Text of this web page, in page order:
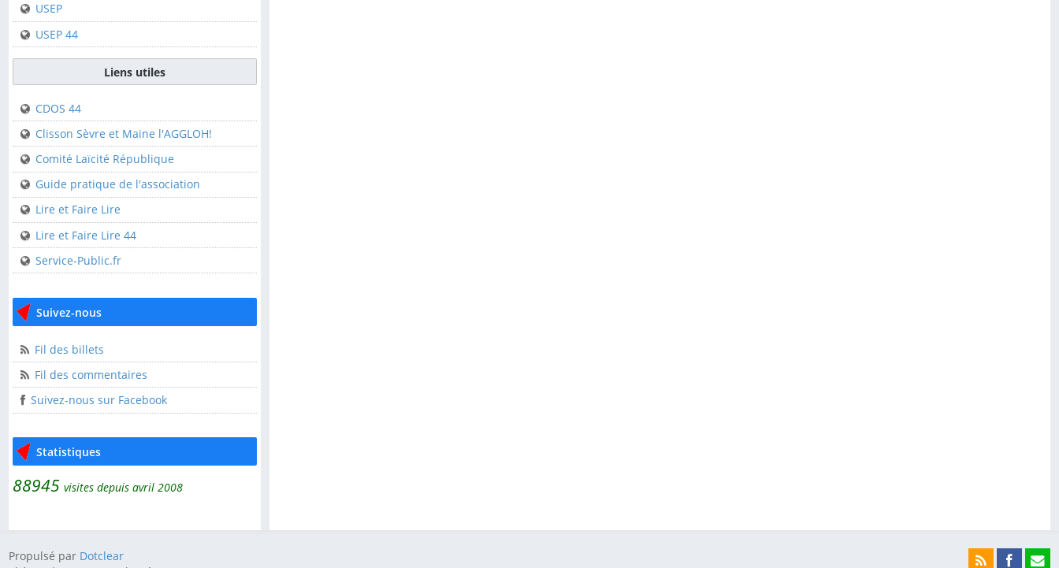
FFCK - Kpi
La Ligue 44 - FAL 44
l'enseignement
La Ligue de
l'enseignement - PdL
UFOLEP
UFOLEP44
USEP
USEP 44
Liens utiles
CDOS 44
l'AGGLOH!
Comité Laïcité
République
Guide pratique de
Lire et Faire Lire
Lire et Faire Lire 44
Suivez-nous
USEP
USEP 44
Liens utiles
CDOS 44
Clisson Sèvre et Maine l'AGGLOH!
Comité Laïcité République
Guide pratique de l'association
Lire et Faire Lire
Lire et Faire Lire 44
Service-Public.fr
Suivez-nous
Fil des billets
Fil des commentaires
Suivez-nous sur Facebook
Statistiques
88945 visites depuis avril 2008
Propulsé par Dotclear